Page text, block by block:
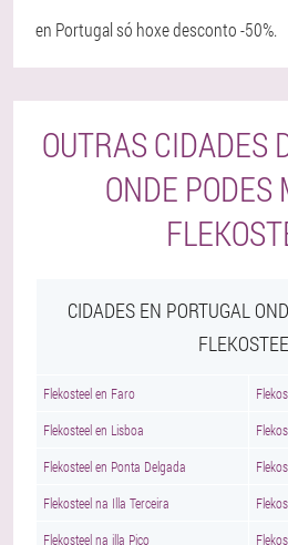
en Portugal só hoxe desconto -50%.
OUTRAS CIDADES
ONDE PODES
CIDADES EN PORTUGAL
Flekosteel en Faro
Flekosteel en Lisboa
Flekosteel en Ponta Delgada
Flekosteel na Illa Terceira
Flekosteel na illa Pico